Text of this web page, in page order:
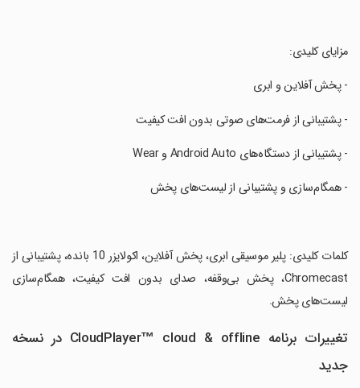
‏مزایای کلیدی:
‏- پخش آفلاین و ابری
‏- پشتیبانی از فرمت‌های صوتی بدون افت کیفیت
‏- پشتیبانی از دستگاه‌های Android Auto و Wear
‏- همگام‌سازی و پشتیبانی از لیست‌های پخش
‏کلمات کلیدی: پلیر موسیقی ابری، پخش آفلاین، اکولایزر 10 بانده، پشتیبانی از
Chromecast، پخش بی‌وقفه، صدای بدون افت کیفیت، همگام‌سازی
لیست‌های پخش.
تغییرات برنامه CloudPlayer™ cloud & offline در نسخه
جدید